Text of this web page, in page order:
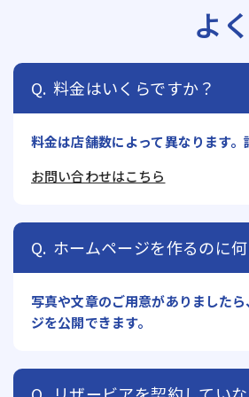
よ
料金はいくらですか？
料金は店舗数によって異なります
お問い合わせはこちら
ホームページを作るのに
写真や文章のご用意がありました
ジを公開できます。